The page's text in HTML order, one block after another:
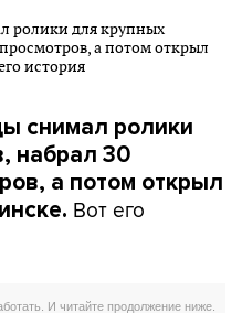
снимал ролики
набрал 30
а потом открыл
Вот его